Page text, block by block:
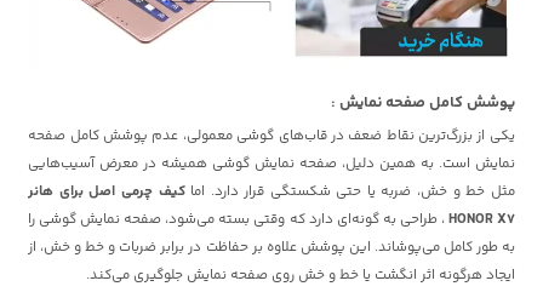
پوشش کامل صفحه نمایش :
یکی از بزرگ‌ترین نقاط ضعف در قاب‌های گوشی معمولی، عدم پوشش کامل صفحه
نمایش است. به همین دلیل، صفحه نمایش گوشی همیشه در معرض آسیب‌هایی
مثل خط و خش، ضربه یا حتی شکستگی قرار دارد. اماکیف چرمی اصل برای هانر
HONOR X7 ، طراحی به گونه‌ای دارد که وقتی بسته می‌شود، صفحه نمایش گوشی را
به طور کامل می‌پوشاند. این پوشش علاوه بر حفاظت در برابر ضربات و خط و خش، از
ایجاد هرگونه اثر انگشت یا خط و خش روی صفحه نمایش جلوگیری می‌کند.